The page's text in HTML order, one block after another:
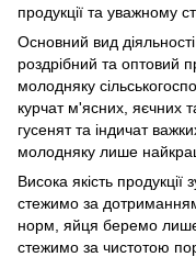
продукції та уважному
Основний вид
роздрібний та оптовий
молодняку
курчат м'ясних, яєчних
гусенят та індичат
молодняку ​​лише
Висока якість
стежимо за
норм, яйця беремо лише
стежимо за чистотою